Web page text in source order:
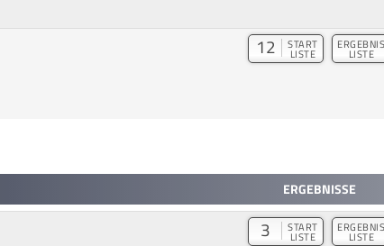
12 START
LISTE
ERGEBNIS
LISTE
ERGEBNISSE
3 START
LISTE
ERGEBNIS
LISTE